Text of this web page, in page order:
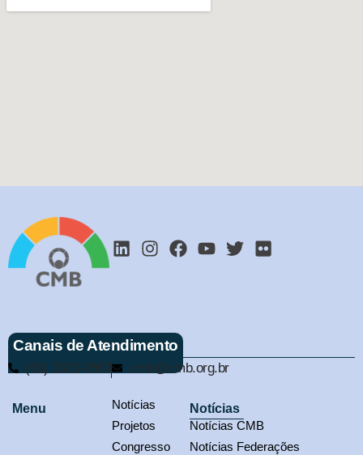
Canais de Atendimento
(61) 3321-9563 cmb@cmb.org.br
Menu
Notícias
Projetos
Congresso
Notícias
Notícias CMB
Notícias Federações